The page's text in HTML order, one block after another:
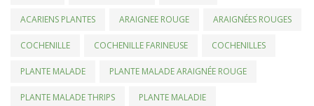
ACARIENS PLANTES ARAIGNEE ROUGE ARAIGNÉES ROUGES
COCHENILLE COCHENILLE FARINEUSE COCHENILLES
PLANTE MALADE PLANTE MALADE ARAIGNÉE ROUGE
PLANTE MALADE THRIPS PLANTE MALADIE